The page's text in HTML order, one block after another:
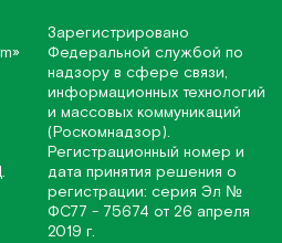
Зарегистрировано
Федеральной службой по
надзору в сфере связи,
информационных технологий
и массовых коммуникаций
(Роскомнадзор).
Регистрационный номер и
дата принятия решения о
регистрации: серия Эл №
ФС77 - 75674 от 26 апреля
2019 г.